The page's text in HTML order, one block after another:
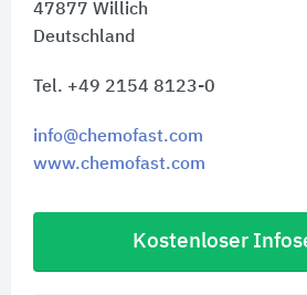
47877 Willich
Deutschland
Tel. +49 2154 8123-0
info@chemofast.com
www.chemofast.com
Kostenloser